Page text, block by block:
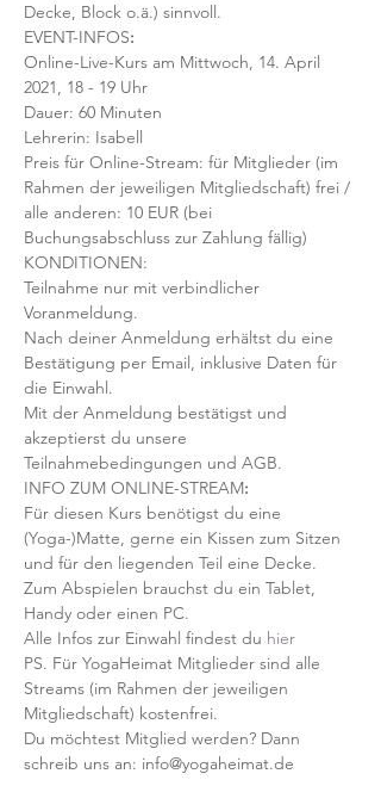
Decke, Block o.ä.) sinnvoll.
EVENT-INFOS:
Online-Live-Kurs am Mittwoch, 14. April
2021, 18 - 19 Uhr
Dauer: 60 Minuten
Lehrerin: Isabell
Preis für Online-Stream: für Mitglieder (im
Rahmen der jeweiligen Mitgliedschaft) frei /
alle anderen: 10 EUR (bei
Buchungsabschluss zur Zahlung fällig)
KONDITIONEN:
Teilnahme nur mit verbindlicher
Voranmeldung.
Nach deiner Anmeldung erhältst du eine
Bestätigung per Email, inklusive Daten für
die Einwahl.
Mit der Anmeldung bestätigst und
akzeptierst du unsere
Teilnahmebedingungen und AGB.
INFO ZUM ONLINE-STREAM:
Für diesen Kurs benötigst du eine
(Yoga-)Matte, gerne ein Kissen zum Sitzen
und für den liegenden Teil eine Decke.
Zum Abspielen brauchst du ein Tablet,
Handy oder einen PC.
Alle Infos zur Einwahl findest du hier
PS. Für YogaHeimat Mitglieder sind alle
Streams (im Rahmen der jeweiligen
Mitgliedschaft) kostenfrei.
Du möchtest Mitglied werden? Dann
schreib uns an: info@yogaheimat.de